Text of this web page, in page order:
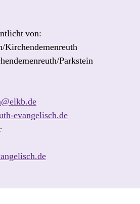
von:
Kirchendemenreuth
Parkstein
evangelisch.de